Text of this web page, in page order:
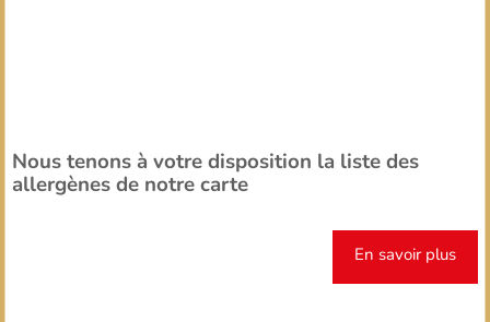
Nous tenons à votre disposition la liste des
allergènes de notre carte
En savoir plus